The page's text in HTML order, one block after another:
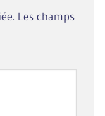
Les champs